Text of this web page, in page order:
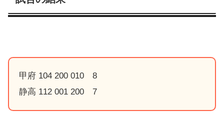
甲府 104 200 010 8
静高 112 001 200 7